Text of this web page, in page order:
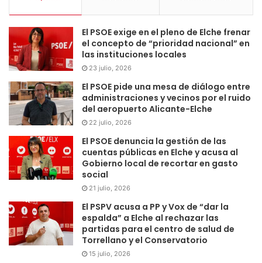
El PSOE exige en el pleno de Elche frenar
el concepto de “prioridad nacional” en
las instituciones locales
23 julio, 2026
El PSOE pide una mesa de diálogo entre
administraciones y vecinos por el ruido
del aeropuerto Alicante-Elche
22 julio, 2026
El PSOE denuncia la gestión de las
cuentas públicas en Elche y acusa al
Gobierno local de recortar en gasto
social
21 julio, 2026
El PSPV acusa a PP y Vox de “dar la
espalda” a Elche al rechazar las
partidas para el centro de salud de
Torrellano y el Conservatorio
15 julio, 2026